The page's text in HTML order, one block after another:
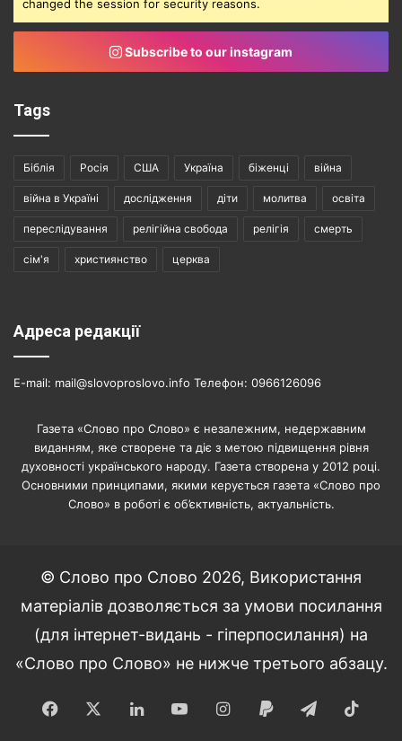
changed the session for security reasons.
Subscribe to our instagram
Tags
Біблія Росія США Україна біженці війна
війна в Україні дослідження діти молитва освіта
переслідування релігійна свобода релігія смерть
сім'я християнство церква
Адреса редакції
E-mail: mail@slovoproslovo.info Телефон: 0966126096
Газета «Слово про Слово» є незалежним, недержавним
виданням, яке створене та діє з метою підвищення рівня
духовності українського народу. Газета створена у 2012 році.
Основними принципами, якими керується газета «Слово про
Слово» в роботі є об’єктивність, актуальність.
© Слово про Слово 2026, Використання
матеріалів дозволяється за умови посилання
(для інтернет-видань - гіперпосилання) на
«Слово про Слово» не нижче третього абзацу.
Facebook LinkedInYouTubeInstagram
Paypal Telegram